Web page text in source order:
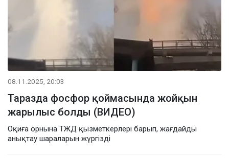
08.11.2025, 20:03
Таразда фосфор қоймасында жойқын
жарылыс болды (ВИДЕО)
Оқиға орнына ТЖД қызметкерлері барып, жағдайды
анықтау шараларын жүргізді